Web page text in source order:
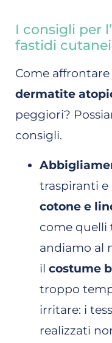
I consigli per
fastidi cutanei
Come affrontare
dermatite
peggiori?
consigli.
traspiranti e
cotone e
come quelli
andiamo al
il costume
troppo
irritare: i
realizzati